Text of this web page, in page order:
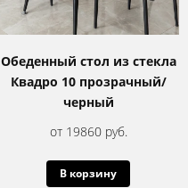
Обеденный стол из стекла
Квадро 10 прозрачный/
черный
от 19860 руб.
В корзину